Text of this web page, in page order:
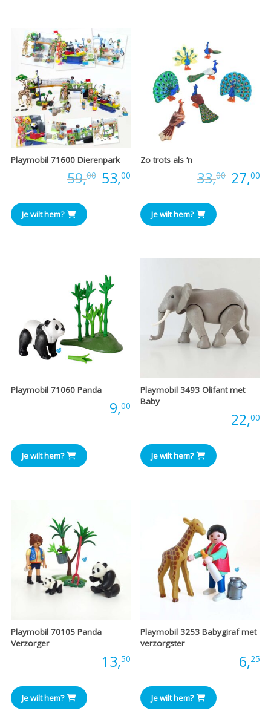
Playmobil 71600 Dierenpark
59,00 Oorspronkelijke
53,00Huidige
prijs
is:
€53,00.
Je wilt hem?
Zo trots als ‘n
33,00 27,00
Je wilt hem?
Playmobil 71060 Panda
9,00
Je wilt hem?
Playmobil 3493 Olifant met
Baby
22,00
Je wilt hem?
Playmobil 70105 Panda
Verzorger
13,50
Je wilt hem?
Playmobil 3253 Babygiraf met
verzorgster
6,25
Je wilt hem?